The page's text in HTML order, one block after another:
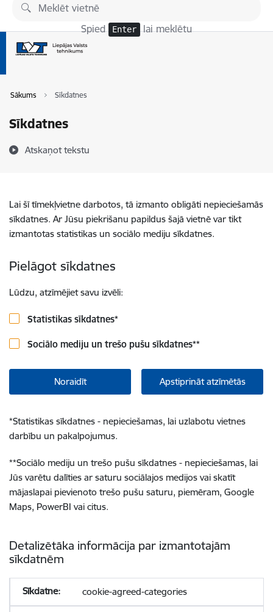
Pāriet uz lapas saturu
Spied Enter lai meklētu
Sākums Sīkdatnes
Sīkdatnes
Atskaņot tekstu
Lai šī tīmekļvietne darbotos, tā izmanto obligāti nepieciešamās
sīkdatnes. Ar Jūsu piekrišanu papildus šajā vietnē var tikt
izmantotas statistikas un sociālo mediju sīkdatnes.
Pielāgot sīkdatnes
Lūdzu, atzīmējiet savu izvēli:
Statistikas sīkdatnes*
Sociālo mediju un trešo pušu sīkdatnes**
Noraidīt Apstiprināt atzīmētās
*Statistikas sīkdatnes - nepieciešamas, lai uzlabotu vietnes
darbību un pakalpojumus.
**Sociālo mediju un trešo pušu sīkdatnes - nepieciešamas, lai
Jūs varētu dalīties ar saturu sociālajos medijos vai skatīt
mājaslapai pievienoto trešo pušu saturu, piemēram, Google
Maps, PowerBI vai citus.
Detalizētāka informācija par izmantotajām
sīkdatnēm
cookie-agreed-categories